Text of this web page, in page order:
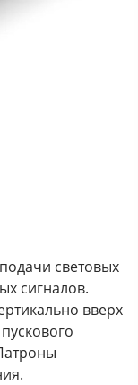
световых
сигналов.
вверх